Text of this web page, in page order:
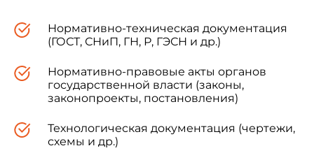
Нормативно-техническая документация
(ГОСТ, СНиП, ГН, Р, ГЭСН и др.)
Нормативно-правовые акты органов
государственной власти (законы,
законопроекты, постановления)
Технологическая документация (чертежи,
схемы и др.)